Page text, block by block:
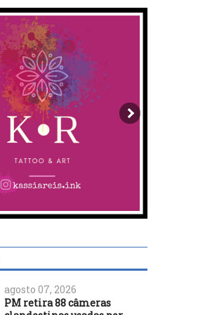
agosto 07, 2026
PM retira 88 câmeras